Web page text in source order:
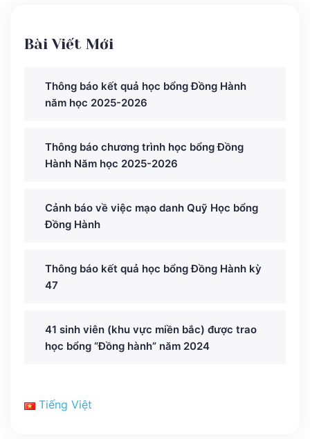
Bài Viết Mới
Thông báo kết quả học bổng Đồng Hành
năm học 2025-2026
Thông báo chương trình học bổng Đồng
Hành Năm học 2025-2026
Cảnh báo về việc mạo danh Quỹ Học bổng
Đồng Hành
Thông báo kết quả học bổng Đồng Hành kỳ
47
41 sinh viên (khu vực miền bắc) được trao
học bổng “Đồng hành” năm 2024
Tiếng Việt